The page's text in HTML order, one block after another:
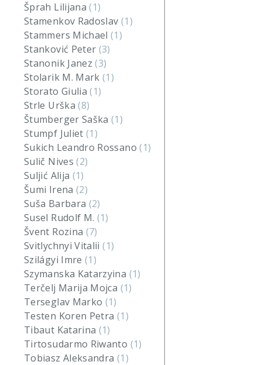
Šprah Lilijana(1)
Stamenkov Radoslav (1)
Stammers Michael(1)
Stanković Peter (3)
Stanonik Janez(3)
Stolarik M. Mark(1)
Storato Giulia(1)
Strle Urška(8)
Štumberger Saška(1)
Stumpf Juliet(1)
Sukich Leandro Rossano(1)
Sulič Nives(2)
Suljić Alija (1)
Šumi Irena (2)
Suša Barbara (2)
Susel Rudolf M. (1)
Švent Rozina (7)
Svitlychnyi Vitalii(1)
Szilágyi Imre(1)
Szymanska Katarzyina (1)
Terčelj Marija Mojca (1)
Terseglav Marko (1)
Testen Koren Petra (1)
Tibaut Katarina (1)
Tirtosudarmo Riwanto (1)
Tobiasz Aleksandra (1)